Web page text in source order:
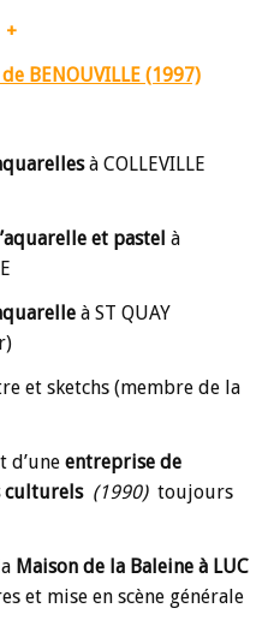
+
BENOUVILLE (1997)
à COLLEVILLE
et pastel à
à ST QUAY
et sketchs (membre de la
d’une entreprise de
culturels (1990)toujours
Maison de la Baleine à LUC
et mise en scène générale